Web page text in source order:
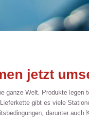
jetzt
ganze Welt. Produkte legen
gibt es viele
darunter auch